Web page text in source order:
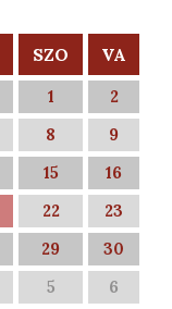
SZO VA
1
2
8
9
15
16
22
23
29
30
5 6